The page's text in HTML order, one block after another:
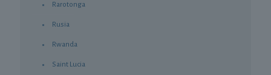
Rarotonga
Rusia
Rwanda
Saint Lucia